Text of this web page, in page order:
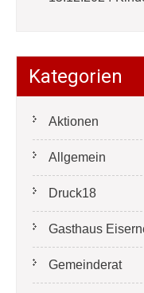
Kategorien
Aktionen
Allgemein
Druck18
Gasthaus
Gemeinderat